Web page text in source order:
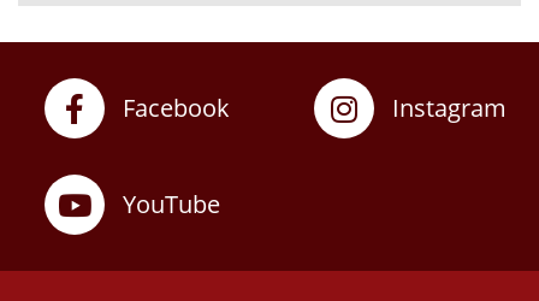
Facebook Instagram
YouTube